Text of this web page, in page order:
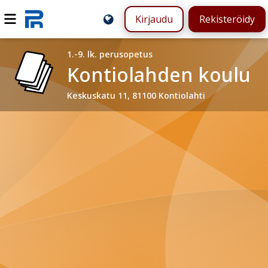
Kirjaudu Rekisteröidy
1.-9. lk. perusopetus
Kontiolahden koulu
Keskuskatu 11, 81100 Kontiolahti